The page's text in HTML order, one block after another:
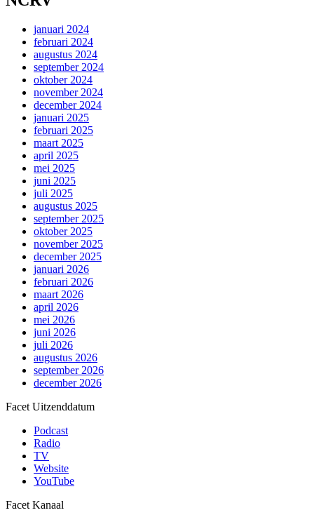
januari 2024
februari 2024
augustus 2024
september 2024
oktober 2024
november 2024
december 2024
januari 2025
februari 2025
maart 2025
april 2025
mei 2025
juni 2025
juli 2025
augustus 2025
september 2025
oktober 2025
november 2025
december 2025
januari 2026
februari 2026
maart 2026
april 2026
mei 2026
juni 2026
juli 2026
augustus 2026
september 2026
december 2026
Facet Uitzenddatum
Podcast
Radio
TV
Website
YouTube
Facet Kanaal